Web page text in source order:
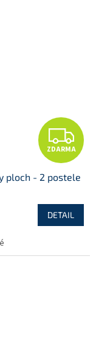
Z
D
A
R
A
ZDARMA
ploch - 2 postele
DETAIL